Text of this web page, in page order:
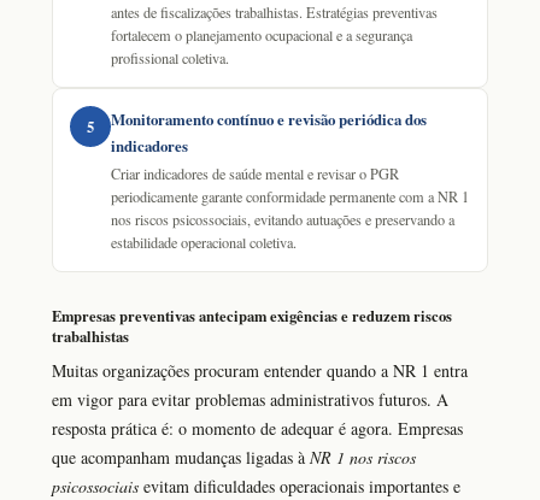
antes de fiscalizações trabalhistas. Estratégias preventivas
fortalecem o planejamento ocupacional e a segurança
profissional coletiva.
5
Monitoramento contínuo e revisão periódica dos
indicadores
Criar indicadores de saúde mental e revisar o PGR
periodicamente garante conformidade permanente com a NR 1
nos riscos psicossociais, evitando autuações e preservando a
estabilidade operacional coletiva.
Empresas preventivas antecipam exigências e reduzem riscos
trabalhistas
Muitas organizações procuram entender quando a NR 1 entra
em vigor para evitar problemas administrativos futuros. A
resposta prática é: o momento de adequar é agora. Empresas
que acompanham mudanças ligadas à NR 1 nos riscos
psicossociais evitam dificuldades operacionais importantes e